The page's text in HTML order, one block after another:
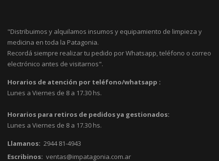
"Distribuimos y alquilamos insumos y equipamiento de limpieza y
medicina en toda la Patagonia.
Recordá siempre realizar tu pedido por Whatsapp, teléfono o correo
electrónico antes de visitarnos".
Horarios de atención por teléfono/whatsapp :
Lunes a Viernes de 8 a 17.30 hs.
Horarios para retiros de pedidos ya gestionados:
Lunes a Viernes de 8 a 17.30 hs.
Llamanos: 2944 81-4943
Escribinos: ventas@impatagonia.com.ar